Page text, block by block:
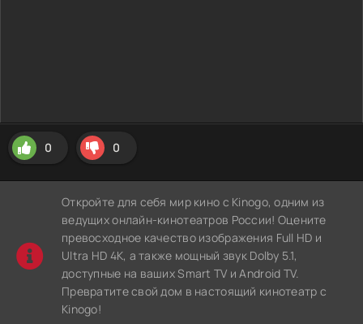
0 0
Откройте для себя мир кино с Kinogo, одним из
ведущих онлайн-кинотеатров России! Оцените
превосходное качество изображения Full HD и
Ultra HD 4K, а также мощный звук Dolby 5.1,
доступные на ваших Smart TV и Android TV.
Превратите свой дом в настоящий кинотеатр с
Kinogo!